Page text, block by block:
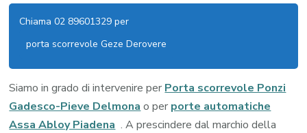
Chiama 02 89601329 per
porta scorrevole Geze Derovere
Siamo in grado di intervenire per Porta scorrevole Ponzi
Gadesco-Pieve Delmona o per porte automatiche
Assa Abloy Piadena . A prescindere dal marchio della